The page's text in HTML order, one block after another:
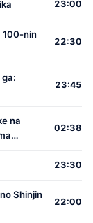
23:00
100-nin
22:30
23:45
na
02:38
23:30
Shinjin
22:00